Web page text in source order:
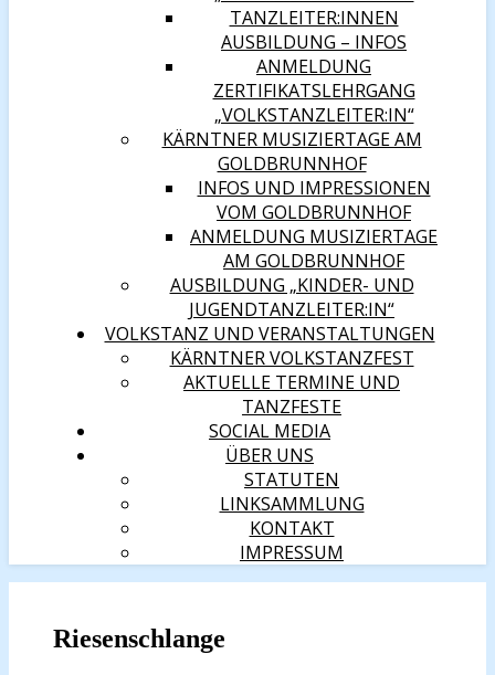
TANZLEITER:INNEN
AUSBILDUNG – INFOS
ANMELDUNG
ZERTIFIKATSLEHRGANG
„VOLKSTANZLEITER:IN“
KÄRNTNER MUSIZIERTAGE AM
GOLDBRUNNHOF
INFOS UND IMPRESSIONEN
VOM GOLDBRUNNHOF
ANMELDUNG MUSIZIERTAGE
AM GOLDBRUNNHOF
AUSBILDUNG „KINDER- UND
JUGENDTANZLEITER:IN“
VOLKSTANZ UND VERANSTALTUNGEN
KÄRNTNER VOLKSTANZFEST
AKTUELLE TERMINE UND
TANZFESTE
SOCIAL MEDIA
ÜBER UNS
STATUTEN
LINKSAMMLUNG
KONTAKT
IMPRESSUM
Riesenschlange